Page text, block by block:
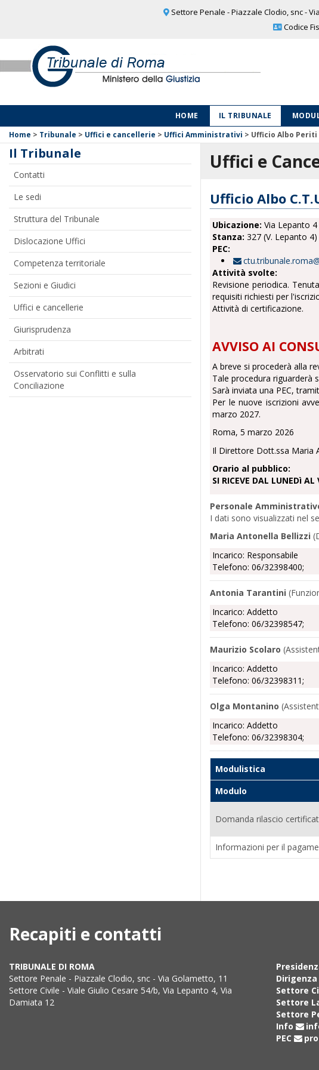
Settore Penale - Piazzale Clodio, snc -
Codice
HOME IL TRIBUNALE
Home > Tribunale > Uffici e cancellerie > Uffici Amministrativi > Ufficio Albo Periti
Il Tribunale
Contatti
Le sedi
Struttura del Tribunale
Dislocazione Uffici
Competenza territoriale
Sezioni e Giudici
Uffici e cancellerie
Giurisprudenza
Arbitrati
Osservatorio sui Conflitti e sulla
Conciliazione
Uffici e
Ufficio Albo
Ubicazione: Via Lepanto
Stanza: 327 (V. Lepanto 4)
PEC:
Attività svolte:
Revisione periodica.
requisiti richiesti per
Attività di certificazione.
AVVISO AI
A breve si procederà alla
Tale procedura riguarderà
Sarà inviata una PEC,
Per le nuove iscrizioni
marzo 2027.
Roma, 5 marzo 2026
Il Direttore Dott.ssa Maria
Orario al pubblico:
SI RICEVE DAL LUNEDì
Personale
I dati sono visualizzati nel
Maria Antonella Bellizzi
Incarico: Responsabile
Telefono: 06/32398400;
Antonia Tarantini
Incarico: Addetto
Telefono: 06/32398547;
Maurizio Scolaro
Incarico: Addetto
Telefono: 06/32398311;
Olga Montanino
Incarico: Addetto
Telefono: 06/32398304;
Modulistica
Modulo
Domanda rilascio
Informazioni per il
Recapiti e contatti
TRIBUNALE DI ROMA
Settore Penale - Piazzale Clodio, snc - Via Golametto, 11
Settore Civile - Viale Giulio Cesare 54/b, Via Lepanto 4, Via
Damiata 12
Dirigenza
Settore
Settore
Settore
Info
PEC